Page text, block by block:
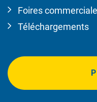
Foires
Téléchargements